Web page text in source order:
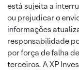
está sujeita a
ou prejudicar o
informações
responsabilidade
por força de falha
terceiros. A XP